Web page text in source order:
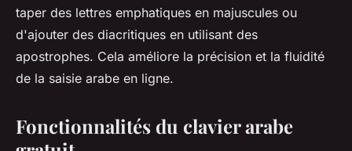
taper des lettres emphatiques en majuscules ou
d'ajouter des diacritiques en utilisant des
apostrophes. Cela améliore la précision et la fluidité
de la saisie arabe en ligne.
Fonctionnalités du clavier arabe